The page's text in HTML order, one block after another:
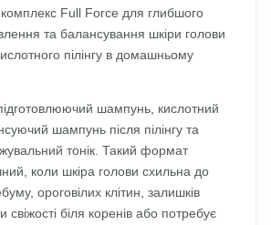
Full Force для глибшого
та балансування шкіри голови
пілінгу в домашньому
шампунь, кислотний
шампунь після пілінгу та
тонік. Такий формат
коли шкіра голови схильна до
ороговілих клітин, залишків
свіжості біля коренів або потребує